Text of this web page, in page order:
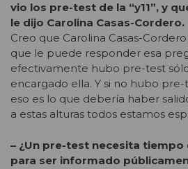
vio los pre-test de la “y11”, y
le dijo Carolina Casas-Cordero.
Creo que Carolina Casas-
que le puede responder esa
efectivamente hubo pre-test
encargado ella. Y si no hubo
eso es lo que debería haber
a estas alturas todos estamos
– ¿Un pre-test necesita
para ser informado